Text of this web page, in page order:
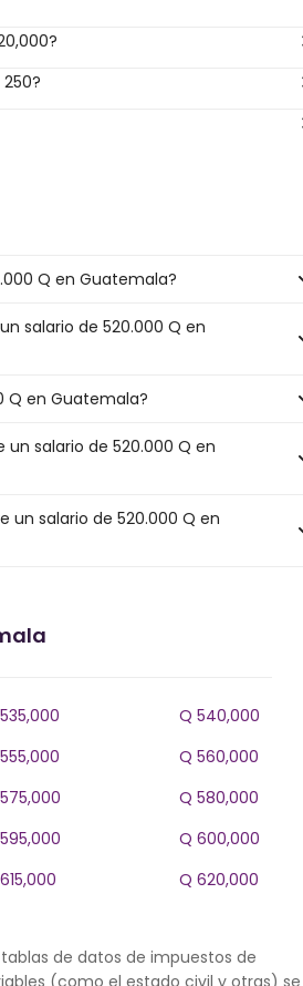
Q en Guatemala?
salario de 520.000 Q en
Q en Guatemala?
salario de 520.000 Q en
un salario de 520.000 Q en
Q 540,000
Q 560,000
Q 580,000
Q 600,000
Q 620,000
de datos de impuestos de
(como el estado civil y otras) se